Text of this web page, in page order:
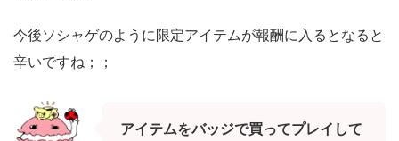
今後ソシャゲのように限定アイテムが報酬に入るとなると
辛いですね；；
アイテムをバッジで買ってプレイして